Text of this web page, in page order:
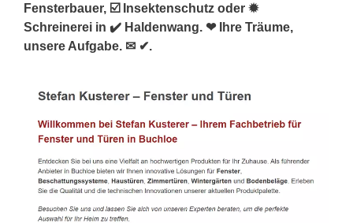
Fensterbauer, ☑️ Insektenschutz oder ✹
Schreinerei in ✔️ Haldenwang. ❤ Ihre Träume,
unsere Aufgabe. ✉ ✔.